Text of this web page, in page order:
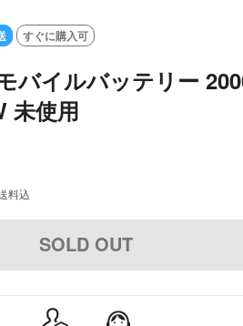
すぐに購入可
バイルバッテリー
未使用
料込
SOLD OUT